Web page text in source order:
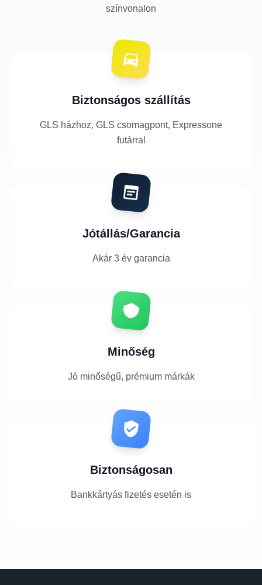
színvonalon
Biztonságos szállítás
GLS házhoz, GLS csomagpont, Expressone
futárral
Jótállás/Garancia
Akár 3 év garancia
Minőség
Jó minőségű, prémium márkák
Biztonságosan
Bankkártyás fizetés esetén is